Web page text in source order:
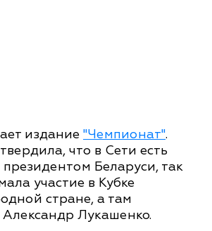
издание "Чемпионат".
что в Сети есть
Беларуси, так
участие в Кубке
стране, а там
Александр Лукашенко.